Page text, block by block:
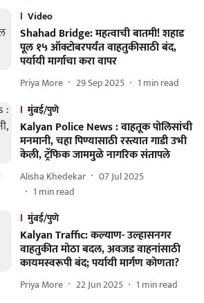
Video
Shahad Bridge: महत्वाची बातमी! शहाड
पूल १५ ऑक्टोबरपर्यंत वाहतुकीसाठी बंद,
पर्यायी मार्गाचा करा वापर
Priya More 29 Sep 2025 1 min read
मुंबई/पुणे
Kalyan Police News : वाहतूक पोलिसांची
मनमानी, चहा पिण्यासाठी रस्त्यात गाडी उभी
केली, ट्रॅफिक जाममुळे नागरिक संतापले
Alisha Khedekar
07 Jul 2025
1 min read
मुंबई/पुणे
Kalyan Traffic: कल्याण- उल्हासनगर
वाहतुकीत मोठा बदल, अवजड वाहनांसाठी
कायमस्वरूपी बंद; पर्यायी मार्गण कोणता?
Priya More 22 Jun 2025 1 min read